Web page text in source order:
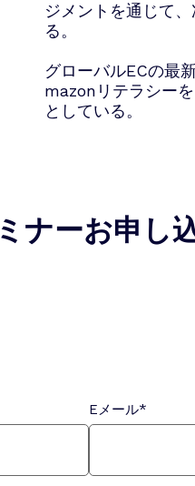
ジメントを通じて
る。
グローバルECの最
mazonリテラシー
としている。
ナーお申し
Eメール*